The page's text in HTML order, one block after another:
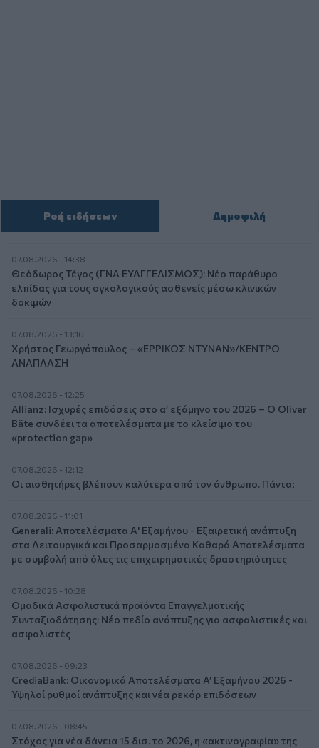
Ροή ειδήσεων Δημοφιλή
07.08.2026 - 14:38
Θεόδωρος Τέγος (ΓΝΑ ΕΥΑΓΓΕΛΙΣΜΟΣ): Νέο παράθυρο
ελπίδας για τους ογκολογικούς ασθενείς μέσω κλινικών
δοκιμών
07.08.2026 - 13:16
Χρήστος Γεωργόπουλος – «ΕΡΡΙΚΟΣ ΝΤΥΝΑΝ»/ΚΕΝΤΡΟ
ΑΝΑΠΛΑΣΗ
07.08.2026 - 12:25
Allianz: Ισχυρές επιδόσεις στο α’ εξάμηνο του 2026 – Ο Oliver
Bäte συνδέει τα αποτελέσματα με το κλείσιμο του
«protection gap»
07.08.2026 - 12:12
Οι αισθητήρες βλέπουν καλύτερα από τον άνθρωπο. Πάντα;
07.08.2026 - 11:01
Generali: Αποτελέσματα Α' Εξαμήνου - Εξαιρετική ανάπτυξη
στα Λειτουργικά και Προσαρμοσμένα Καθαρά Αποτελέσματα
με συμβολή από όλες τις επιχειρηματικές δραστηριότητες
07.08.2026 - 10:28
Ομαδικά Ασφαλιστικά προϊόντα Επαγγελματικής
Συνταξιοδότησης: Νέο πεδίο ανάπτυξης για ασφαλιστικές και
ασφαλιστές
07.08.2026 - 09:23
CrediaBank: Οικονομικά Αποτελέσματα A’ Εξαμήνου 2026 -
Υψηλοί ρυθμοί ανάπτυξης και νέα ρεκόρ επιδόσεων
07.08.2026 - 08:45
Στόχος για νέα δάνεια 15 δισ. το 2026, η «ακτινογραφία» της